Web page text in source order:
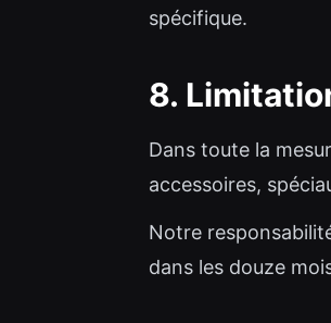
spécifique.
8.
Dans toute la
accessoires,
Notre
dans les douze